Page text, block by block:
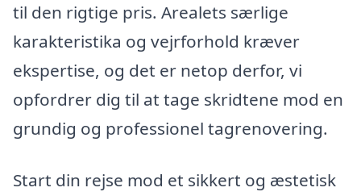
til den rigtige pris. Arealets særlige
karakteristika og vejrforhold kræver
ekspertise, og det er netop derfor, vi
opfordrer dig til at tage skridtene mod en
grundig og professionel tagrenovering.
Start din rejse mod et sikkert og æstetisk